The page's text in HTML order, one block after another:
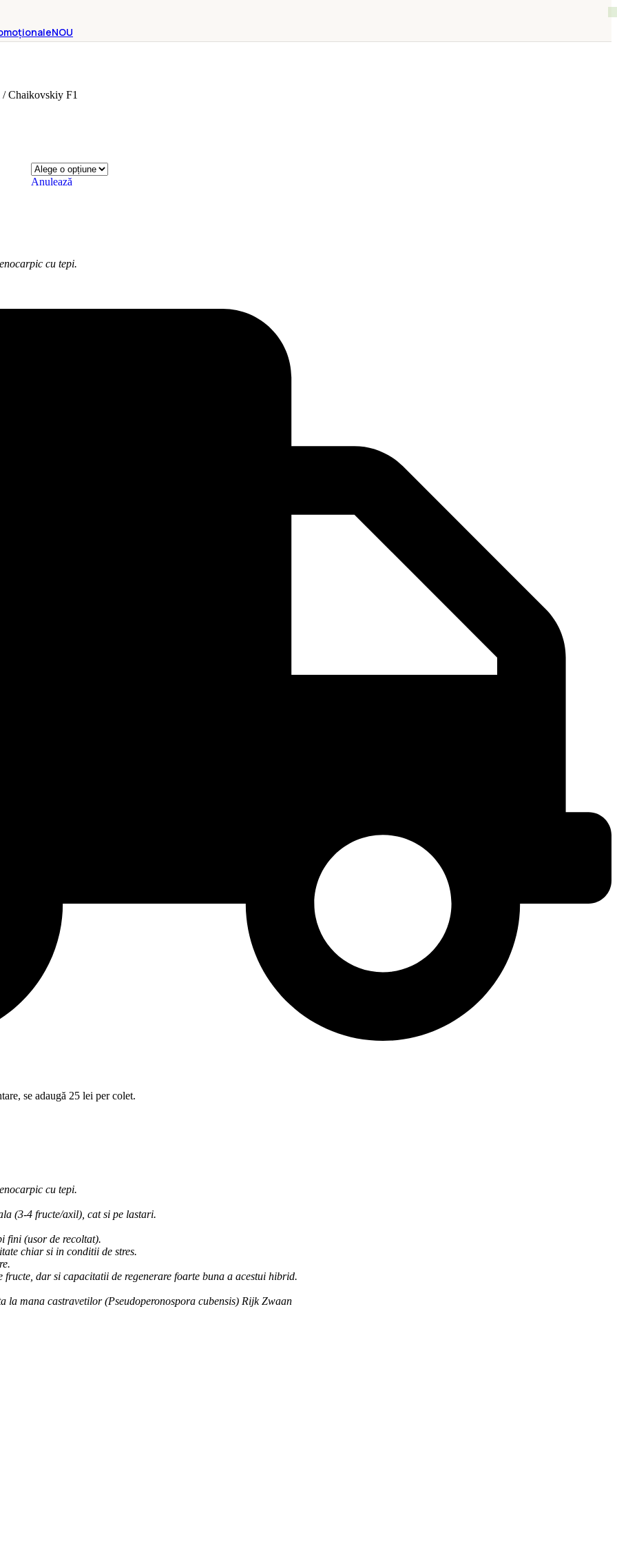
NOU
/ Chaikovskiy F1
Anulează
cu tepi.
se adaugă 25 lei per colet.
cu tepi.
(3-4 fructe/axil), cat si pe lastari.
fini (usor de recoltat).
chiar si in conditii de stres.
dar si capacitatii de regenerare foarte buna a acestui hibrid.
la mana castravetilor (Pseudoperonospora cubensis) Rijk Zwaan